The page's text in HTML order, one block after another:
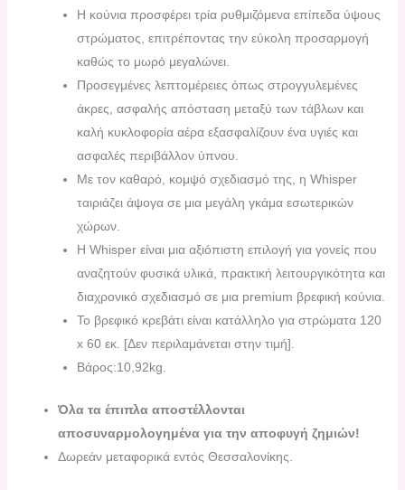
Η κούνια προσφέρει τρία ρυθμιζόμενα επίπεδα ύψους
στρώματος, επιτρέποντας την εύκολη προσαρμογή
καθώς το μωρό μεγαλώνει.
Προσεγμένες λεπτομέρειες όπως στρογγυλεμένες
άκρες, ασφαλής απόσταση μεταξύ των τάβλων και
καλή κυκλοφορία αέρα εξασφαλίζουν ένα υγιές και
ασφαλές περιβάλλον ύπνου.
Με τον καθαρό, κομψό σχεδιασμό της, η Whisper
ταιριάζει άψογα σε μια μεγάλη γκάμα εσωτερικών
χώρων.
Η Whisper είναι μια αξιόπιστη επιλογή για γονείς που
αναζητούν φυσικά υλικά, πρακτική λειτουργικότητα και
διαχρονικό σχεδιασμό σε μια premium βρεφική κούνια.
Το βρεφικό κρεβάτι είναι κατάλληλο για στρώματα 120
x 60 εκ. [Δεν περιλαμάνεται στην τιμή].
Βάρος:10,92kg.
Όλα τα έπιπλα αποστέλλονται
αποσυναρμολογημένα για την αποφυγή ζημιών!
Δωρεάν μεταφορικά εντός Θεσσαλονίκης.